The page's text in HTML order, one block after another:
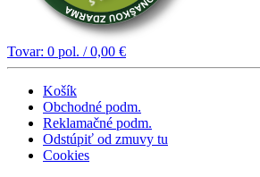
Tovar: 0 pol. /0,00 €
Košík
Obchodné podm.
Reklamačné podm.
Odstúpiť od zmuvy tu
Cookies